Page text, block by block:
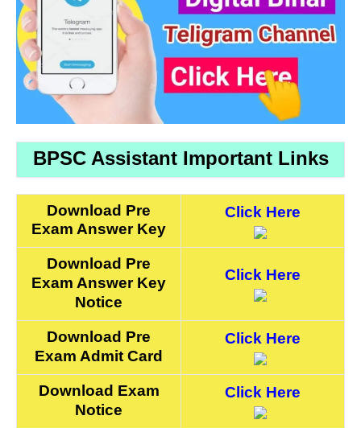
BPSC Assistant Important Links
Download Pre
Exam Answer Key
Click Here
Download Pre
Exam Answer Key
Notice
Click Here
Download Pre
Exam Admit Card
Click Here
Download Exam
Notice
Click Here